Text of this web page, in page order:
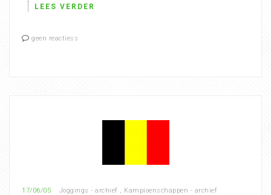
LEES VERDER
geen reactiess
17/06/05 Joggings - archief , Kampioenschappen - archief